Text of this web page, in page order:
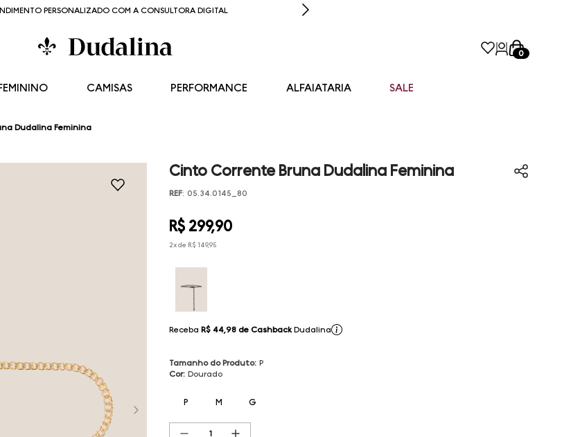
PERSONALIZADO COM A CONSULTORA DIGITAL
0
CAMISAS PERFORMANCE ALFAIATARIA SALE
Dudalina Feminina
Cinto Corrente Bruna Dudalina Feminina
REF: 05.34.0145_80
R$ 299,90
2x de R$ 149,95
Receba R$ 44,98 de Cashback Dudalina
Tamanho do Produto: P
Cor: Dourado
P M G